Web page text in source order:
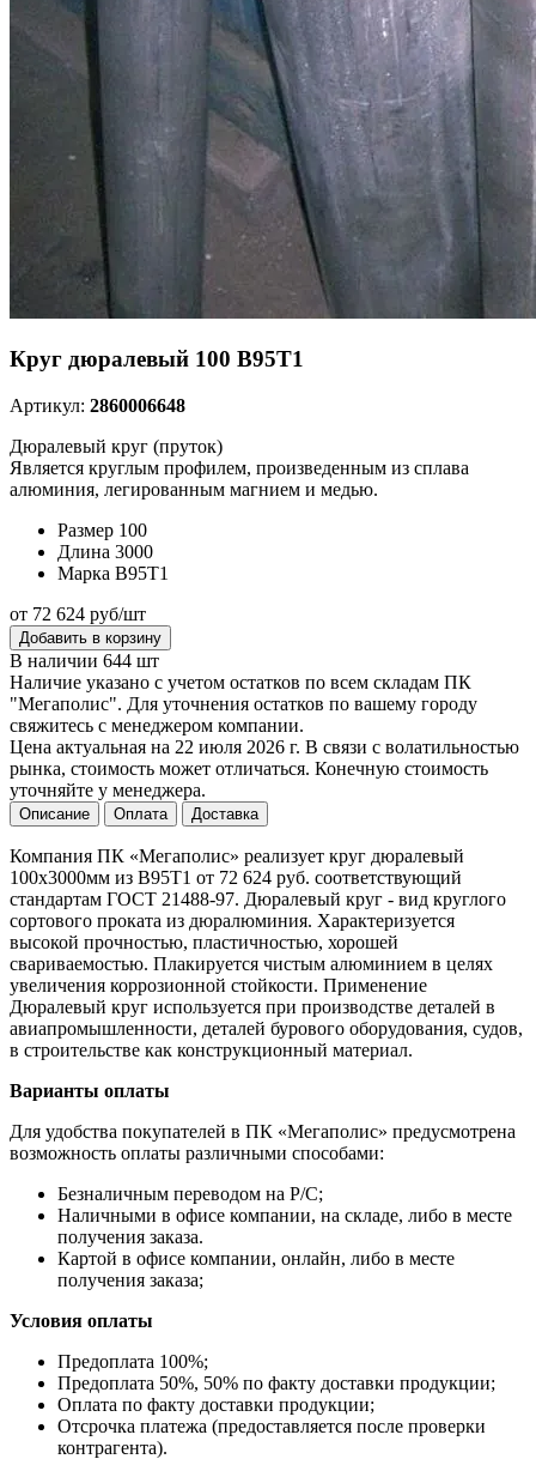
Круг дюралевый 100 В95Т1
Артикул: 2860006648
Дюралевый круг (пруток)
Является круглым профилем, произведенным из сплава
алюминия, легированным магнием и медью.
Размер 100
Длина 3000
Марка В95Т1
от 72 624 руб/шт
Добавить в корзину
В наличии 644 шт
Наличие указано с учетом остатков по всем складам ПК
"Мегаполис". Для уточнения остатков по вашему городу
свяжитесь с менеджером компании.
Цена актуальная на 22 июля 2026 г. В связи с волатильностью
рынка, стоимость может отличаться. Конечную стоимость
уточняйте у менеджера.
Описание Оплата Доставка
Компания ПК «Мегаполис» реализует круг дюралевый
100х3000мм из В95Т1 от 72 624 руб. соответствующий
стандартам ГОСТ 21488-97. Дюралевый круг - вид круглого
сортового проката из дюралюминия. Характеризуется
высокой прочностью, пластичностью, хорошей
свариваемостью. Плакируется чистым алюминием в целях
увеличения коррозионной стойкости. Применение
Дюралевый круг используется при производстве деталей в
авиапромышленности, деталей бурового оборудования, судов,
в строительстве как конструкционный материал.
Варианты оплаты
Для удобства покупателей в ПК «Мегаполис» предусмотрена
возможность оплаты различными способами:
Безналичным переводом на Р/С;
Наличными в офисе компании, на складе, либо в месте
получения заказа.
Картой в офисе компании, онлайн, либо в месте
получения заказа;
Условия оплаты
Предоплата 100%;
Предоплата 50%, 50% по факту доставки продукции;
Оплата по факту доставки продукции;
Отсрочка платежа (предоставляется после проверки
контрагента).